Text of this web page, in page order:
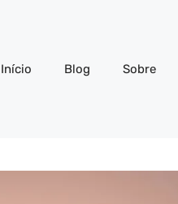
Início Blog Sobre